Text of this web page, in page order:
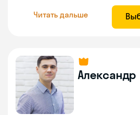
Читать дальше
Александр